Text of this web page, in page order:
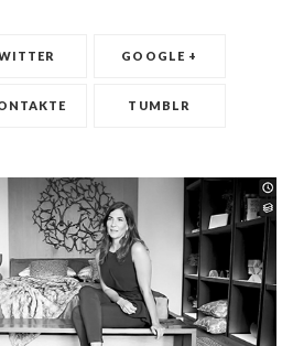
GOOGLE +
TUMBLR